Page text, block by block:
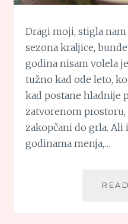
Dragi moji, stigla nam
sezona kraljice,
godina nisam volela
tužno kad ode leto,
kad postane hladnije
zatvorenom
zakopčani do grla. Ali
godinama menja,…